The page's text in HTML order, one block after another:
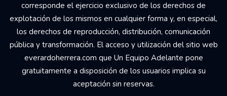
corresponde el ejercicio exclusivo de los derechos de
explotación de los mismos en cualquier forma y, en especial,
los derechos de reproducción, distribución, comunicación
pública y transformación. El acceso y utilización del sitio web
everardoherrera.com que Un Equipo Adelante pone
gratuitamente a disposición de los usuarios implica su
aceptación sin reservas.